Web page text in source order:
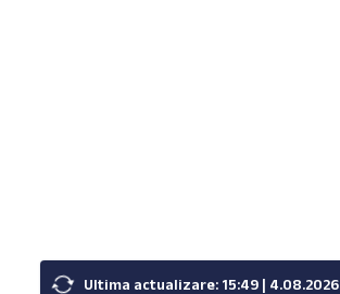
Ultima actualizare: 15:49 | 4.08.2026